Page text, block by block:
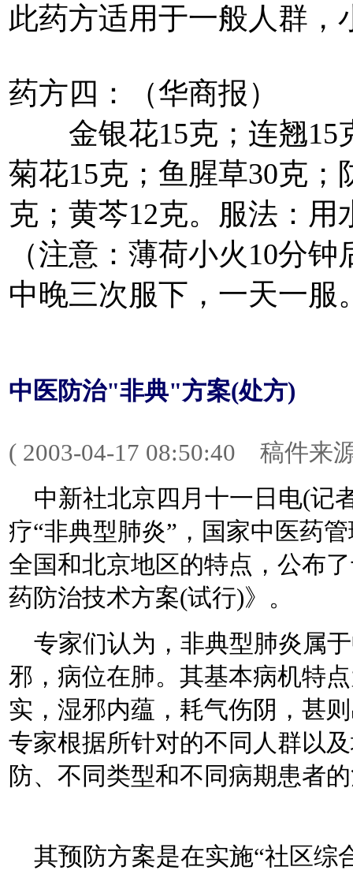
此药方适用于一般人群
药方四：（华商报）
金银花15克；连翘15
菊花15克；鱼腥草30克；
克；黄芩12克。服法：
（注意：薄荷小火10分
中晚三次服下，一天一服
中医防治"非典"方案(处方)
( 2003-04-17 08:50:40 稿件来
中新社北京四月十一日电(记
疗“非典型肺炎”，国家中医药
全国和北京地区的特点，公布
药防治技术方案(试行)》。
专家们认为，非典型肺炎属
邪，病位在肺。其基本病机特
实，湿邪内蕴，耗气伤阴，甚
专家根据所针对的不同人群以
防、不同类型和不同病期患者
其预防方案是在实施“社区综